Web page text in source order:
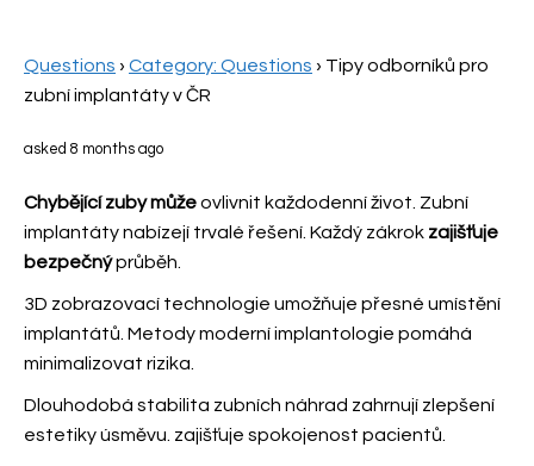
Questions › Category: Questions › Tipy odborníků pro
zubní implantáty v ČR
asked 8 months ago
Chybějící zuby můžeovlivnit každodenní život. Zubní
implantáty nabízejí trvalé řešení. Každý zákrok zajišťuje
bezpečnýprůběh.
3D zobrazovací technologie umožňuje přesné umístění
implantátů. Metody moderní implantologie pomáhá
minimalizovat rizika.
Dlouhodobá stabilita zubních náhrad zahrnují zlepšení
estetiky úsměvu. zajišťuje spokojenost pacientů.